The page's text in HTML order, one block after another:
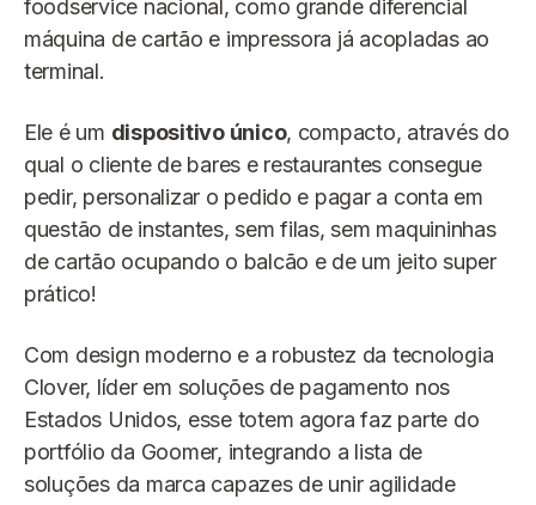
foodservice nacional, como grande diferencial
máquina de cartão e impressora já acopladas ao
terminal.
Ele é um dispositivo único, compacto, através do
qual o cliente de bares e restaurantes consegue
pedir, personalizar o pedido e pagar a conta em
questão de instantes, sem filas, sem maquininhas
de cartão ocupando o balcão e de um jeito super
prático!
Com design moderno e a robustez da tecnologia
Clover, líder em soluções de pagamento nos
Estados Unidos, esse totem agora faz parte do
portfólio da Goomer, integrando a lista de
soluções da marca capazes de unir agilidade